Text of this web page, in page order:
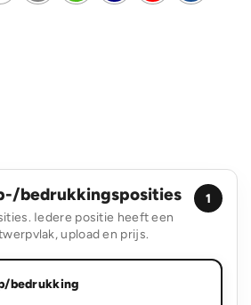
bedrukkingsposities
Iedere positie heeft een
upload en prijs.
1
bedrukking